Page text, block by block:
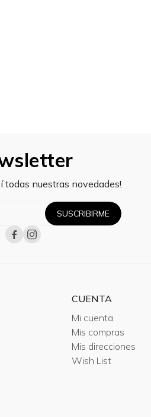
todas nuestras novedades!
SUSCRIBIRME
 
CUENTA
Mi cuenta
Mis compras
Mis direcciones
Wish List